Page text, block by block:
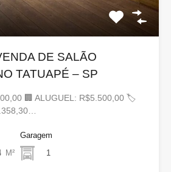
DE SALÃO
TATUAPÉ – SP
🏢 ALUGUEL: R$5.500,00 🏷
M²
Garagem
1